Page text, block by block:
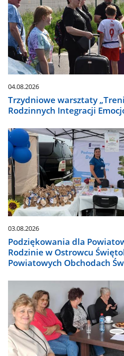
04.08.2026
Trzydniowe warsztaty
Rodzinnych Integracji
03.08.2026
Podziękowania dla
Rodzinie w Ostrowcu
Powiatowych Obchodach